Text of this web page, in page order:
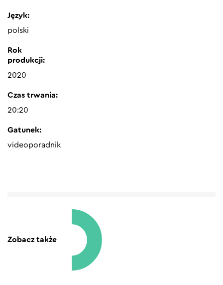
Język:
polski
Rok
produkcji:
2020
Czas trwania:
20:20
Gatunek:
videoporadnik
Zobacz także